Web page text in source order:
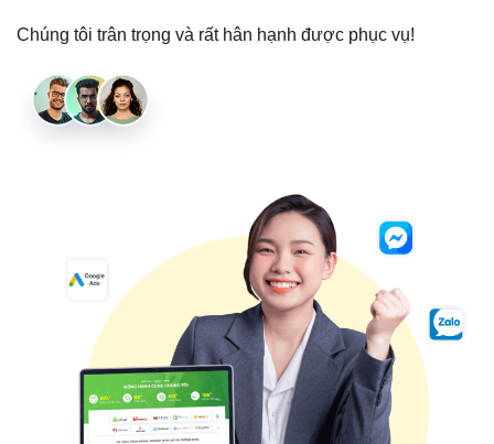
Chúng tôi trân trọng và rất hân hạnh được phục vụ!